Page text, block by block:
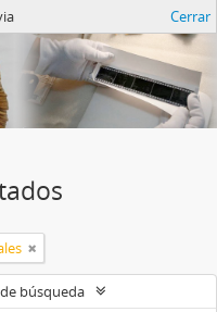
Cerrar
búsqueda